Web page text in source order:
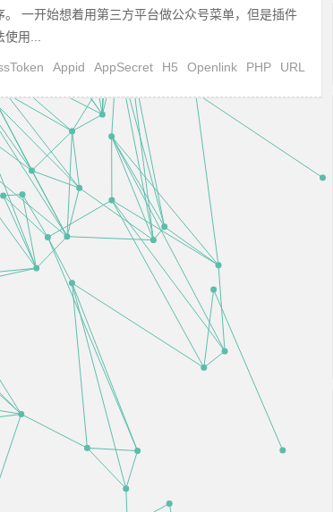
。 一开始想着用第三方平台做公众号菜单，但是插件
用...
Appid AppSecret H5 Openlink PHP
URL